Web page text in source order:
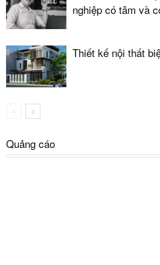
nghiệp có tâm và
Thiết kế nội thất
Quảng cáo